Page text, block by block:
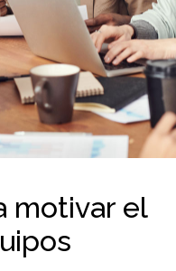
motivar el